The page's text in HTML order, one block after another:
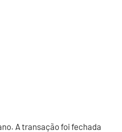
A transação foi fechada